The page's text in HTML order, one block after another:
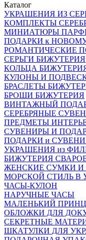
Каталог
УКРАШЕНИЯ ИЗ
КОМПЛЕКТЫ
МИНИАТЮРЫ
ПОДАРКИ к
РОМАНТИЧЕСКИЕ
СЕРЬГИ БИЖУТЕРИЯ
КОЛЬЦА
КУЛОНЫ И
БРАСЛЕТЫ
БРОШИ БИЖУТЕРИЯ
ВИНТАЖНЫЙ
СЕРЕБРЯНЫЕ
ПРЕДМЕТЫ
СУВЕНИРЫ И
ПОДАРКИ и
УКРАШЕНИЯ из
БИЖУТЕРИЯ
ЖЕНСКИЕ СУМКИ И
МОРСКОЙ СТИЛЬ В
ЧАСЫ-КУЛОН
НАРУЧНЫЕ ЧАСЫ
МАЛЕНЬКИЙ ПРИНЦ
ОБЛОЖКИ ДЛЯ
СЕКРЕТНЫЕ
ШКАТУЛКИ ДЛЯ